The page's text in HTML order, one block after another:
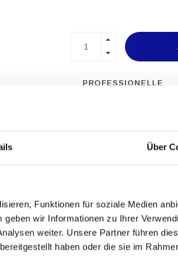
Über
Funktionen für soziale Medien
wir Informationen zu Ihrer
weiter. Unsere Partner führen
haben oder die sie im
PROFESSIONELLE
ERFAHRUNG